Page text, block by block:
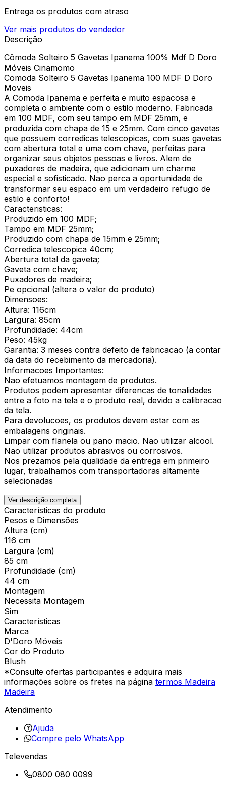
Entrega os produtos com atraso
Ver mais produtos do vendedor
Descrição
Cômoda Solteiro 5 Gavetas Ipanema 100% Mdf D Doro
Móveis Cinamomo
Comoda Solteiro 5 Gavetas Ipanema 100 MDF D Doro
Moveis
A Comoda Ipanema e perfeita e muito espacosa e
completa o ambiente com o estilo moderno. Fabricada
em 100 MDF, com seu tampo em MDF 25mm, e
produzida com chapa de 15 e 25mm. Com cinco gavetas
que possuem corredicas telescopicas, com suas gavetas
com abertura total e uma com chave, perfeitas para
organizar seus objetos pessoas e livros. Alem de
puxadores de madeira, que adicionam um charme
especial e sofisticado. Nao perca a oportunidade de
transformar seu espaco em um verdadeiro refugio de
estilo e conforto!
Caracteristicas:
Produzido em 100 MDF;
Tampo em MDF 25mm;
Produzido com chapa de 15mm e 25mm;
Corredica telescopica 40cm;
Abertura total da gaveta;
Gaveta com chave;
Puxadores de madeira;
Pe opcional (altera o valor do produto)
Dimensoes:
Altura: 116cm
Largura: 85cm
Profundidade: 44cm
Peso: 45kg
Garantia: 3 meses contra defeito de fabricacao (a contar
da data do recebimento da mercadoria).
Informacoes Importantes:
Nao efetuamos montagem de produtos.
Produtos podem apresentar diferencas de tonalidades
entre a foto na tela e o produto real, devido a calibracao
da tela.
Para devolucoes, os produtos devem estar com as
embalagens originais.
Limpar com flanela ou pano macio. Nao utilizar alcool.
Nao utilizar produtos abrasivos ou corrosivos.
Nos prezamos pela qualidade da entrega em primeiro
lugar, trabalhamos com transportadoras altamente
selecionadas
Ver descrição completa
Características do produto
Pesos e Dimensões
Altura (cm)
116 cm
Largura (cm)
85 cm
Profundidade (cm)
44 cm
Montagem
Necessita Montagem
Sim
Características
Marca
D'Doro Móveis
Cor do Produto
Blush
*Consulte ofertas participantes e adquira mais
informações sobre os fretes na página termos Madeira
Madeira
Atendimento
Ajuda
Compre pelo WhatsApp
Televendas
0800 080 0099